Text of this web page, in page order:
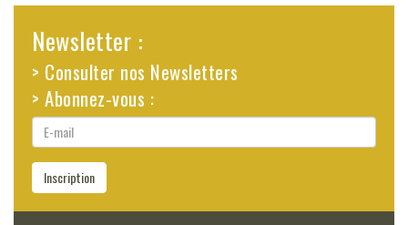
Newsletter :
> Consulter nos Newsletters
> Abonnez-vous :
E-
mail
Inscription